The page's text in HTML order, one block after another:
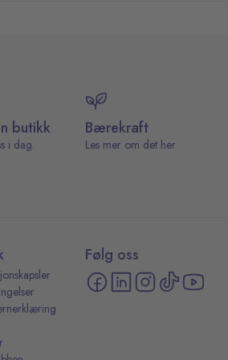
butikk
i dag.
Bærekraft
Les mer om det her
Følg oss